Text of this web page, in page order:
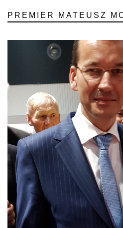
PREMIER MATEUSZ